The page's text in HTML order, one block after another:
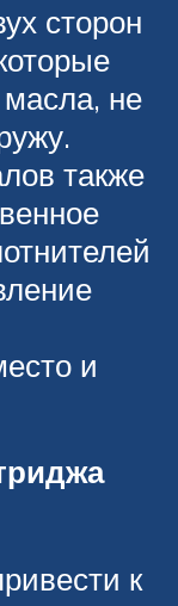
сторон
не
также
и
к